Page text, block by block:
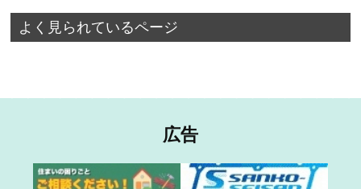
よく見られているページ
広告